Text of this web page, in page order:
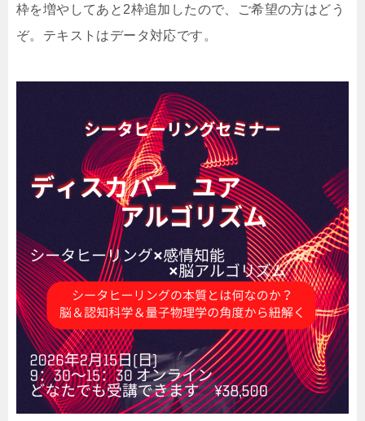
枠を増やしてあと2枠追加したので、ご希望の方はどう
ぞ。テキストはデータ対応です。